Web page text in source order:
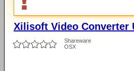
Xilisoft Video Converter
Shareware
OSX